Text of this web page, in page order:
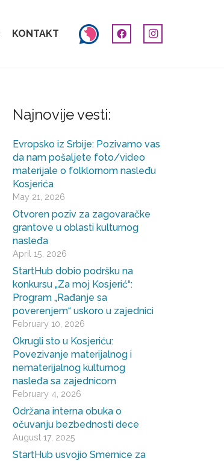
KONTAKT
Najnovije vesti:
Evropsko iz Srbije: Pozivamo vas
da nam pošaljete foto/video
materijale o folklornom nasleđu
Kosjerića
May 21, 2026
Otvoren poziv za zagovaračke
grantove u oblasti kulturnog
nasleđa
April 15, 2026
StartHub dobio podršku na
konkursu „Za moj Kosjerić“:
Program „Rađanje sa
poverenjem“ uskoro u zajednici
February 10, 2026
Okrugli sto u Kosjeriću:
Povezivanje materijalnog i
nematerijalnog kulturnog
nasleđa sa zajednicom
February 4, 2026
Održana interna obuka o
očuvanju bezbednosti dece
August 17, 2025
StartHub usvojio Smernice za